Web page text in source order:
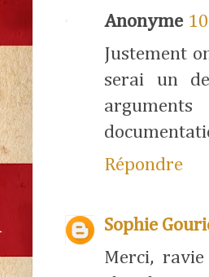
Anonyme
Justement
serai un
Répondre
Sophie
Merci,